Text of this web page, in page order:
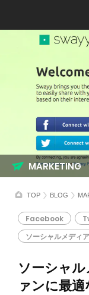
TOP BLOG
ソーシャ
ァンに最
Facebook
ソーシャルメディア
MARKETING